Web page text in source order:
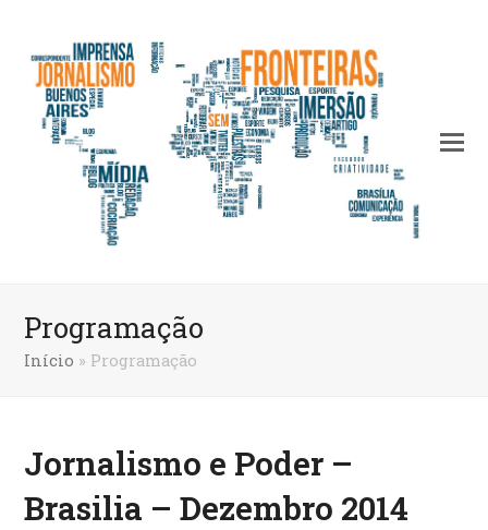
Programação
Início » Programação
Jornalismo e Poder –
Brasilia – Dezembro 2014